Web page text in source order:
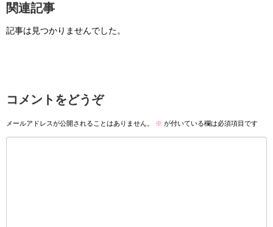
関連記事
記事は見つかりませんでした。
コメントをどうぞ
メールアドレスが公開されることはありません。 ※ が付いている欄は必須項目です